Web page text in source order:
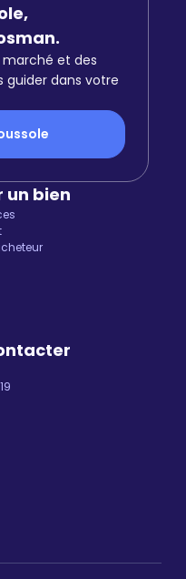
et des
guider dans votre
un bien